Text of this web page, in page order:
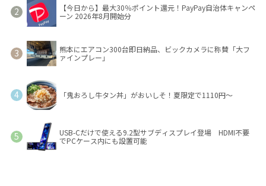
【今日から】最大30％ポイント還元！PayPay自治体キャンペ
ーン 2026年8月開始分
熊本にエアコン300台即日納品、ビックカメラに称賛「大フ
ァインプレー」
「鬼おろし牛タン丼」がおいしそ！夏限定で1110円～
USB-Cだけで使える9.2型サブディスプレイ登場 HDMI不要
でPCケース内にも設置可能